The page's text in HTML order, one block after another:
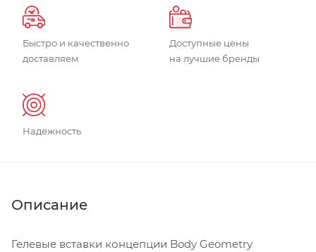
Быстро и качественно
доставляем
Доступные цены
на лучшие бренды
Надежность
Описание
Гелевые вставки концепции Body Geometry